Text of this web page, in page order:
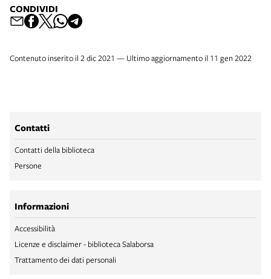
CONDIVIDI
Contenuto inserito il 2 dic 2021 — Ultimo aggiornamento il 11 gen 2022
Contatti
Contatti della biblioteca
Persone
Informazioni
Accessibilità
Licenze e disclaimer - biblioteca Salaborsa
Trattamento dei dati personali